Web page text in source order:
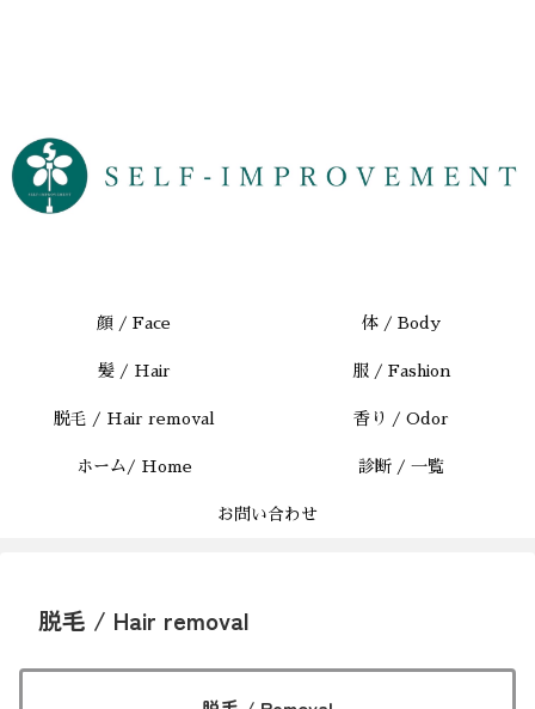
顔 / Face 体 / Body
髪 / Hair 服 / Fashion
脱毛 / Hair removal 香り / Odor
ホーム/ Home 診断 / 一覧
お問い合わせ
脱毛 / Hair removal